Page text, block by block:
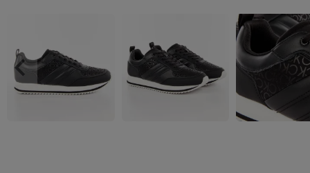
Précédent
keyboard_arrow_left